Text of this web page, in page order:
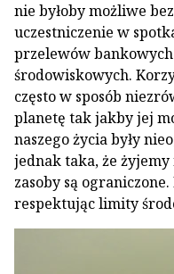
nie byłoby możliwe
uczestniczenie w
przelewów
środowiskowych.
często w sposób
planetę tak jakby jej
naszego życia były
jednak taka, że
zasoby są
respektując limity